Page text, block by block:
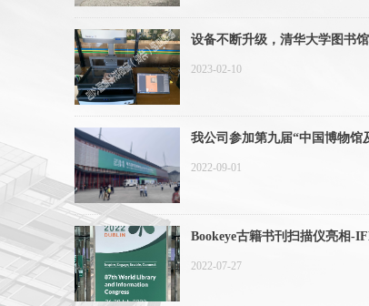
设备不断升级，清华大学图书
与共享
2023-02-10
我公司参加第九届“中国博物馆
2022-09-01
Bookeye古籍书刊扫描仪亮相-
2022-07-27